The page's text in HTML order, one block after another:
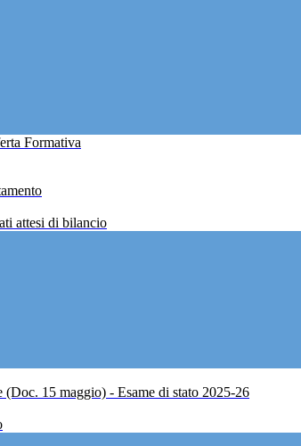
Formativa
attesi di bilancio
15 maggio) - Esame di stato 2025-26